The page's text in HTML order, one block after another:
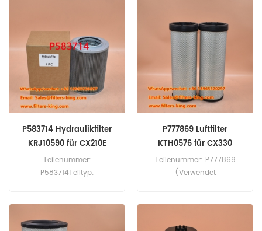
K401.
400504-00195,
Verwendung für Doosan
Daewoo DL200-5 DX140LC-
5 DX140LCR-5 DX140LCR-5
DX160W-5 DX165W-5
DX165WR-7 DX180LC-5.
P583714 Hydraulikfilter
KRJ10590 für CX210E
Teilenummer:
P583714Teiltyp:
60 StückP583714
P777869 Luftfilter
KTH0576 für CX330
Teilenummer: P777869
(Verwendet
ErsatzMindestbestellmenge: